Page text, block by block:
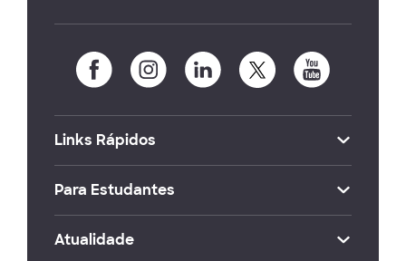
Links Rápidos
Para Estudantes
Atualidade